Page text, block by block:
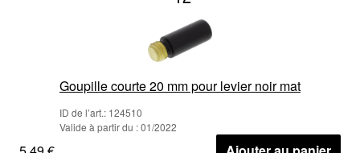
Goupille courte 20 mm pour levier noir mat
ID de l’art.: 124510
Valide à partir du : 01/2022